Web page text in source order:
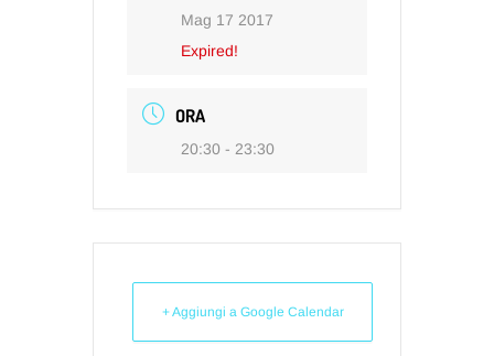
Mag 17 2017
Expired!
ORA
20:30 - 23:30
+ Aggiungi a Google Calendar